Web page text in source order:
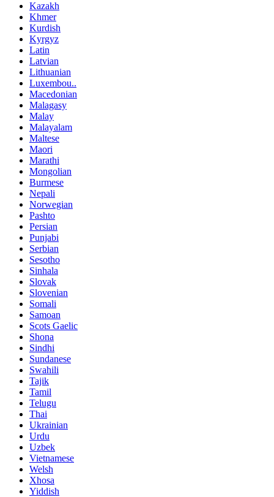
Kazakh
Khmer
Kurdish
Kyrgyz
Latin
Latvian
Lithuanian
Luxembou..
Macedonian
Malagasy
Malay
Malayalam
Maltese
Maori
Marathi
Mongolian
Burmese
Nepali
Norwegian
Pashto
Persian
Punjabi
Serbian
Sesotho
Sinhala
Slovak
Slovenian
Somali
Samoan
Scots Gaelic
Shona
Sindhi
Sundanese
Swahili
Tajik
Tamil
Telugu
Thai
Ukrainian
Urdu
Uzbek
Vietnamese
Welsh
Xhosa
Yiddish